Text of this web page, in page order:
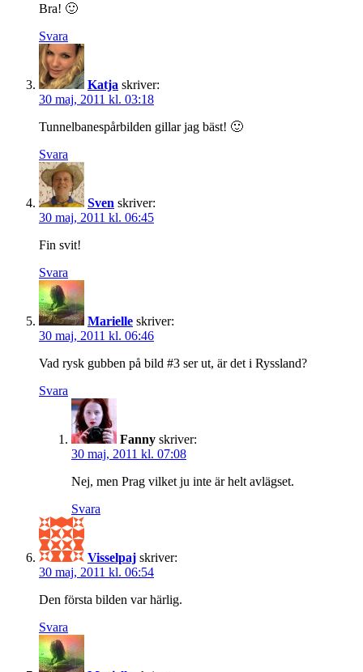
Bra! 🙂
Svara
Katja skriver:
30 maj, 2011 kl. 03:18
Tunnelbanespårbilden gillar jag bäst! 🙂
Svara
Sven skriver:
30 maj, 2011 kl. 06:45
Fin svit!
Svara
Marielle skriver:
30 maj, 2011 kl. 06:46
Vad rysk gubben på bild #3 ser ut, är det i Ryssland?
Svara
Fanny skriver:
30 maj, 2011 kl. 07:08
Nej, men Prag vilket ju inte är helt avlägset.
Svara
Visselpaj skriver:
30 maj, 2011 kl. 06:54
Den första bilden var härlig.
Svara